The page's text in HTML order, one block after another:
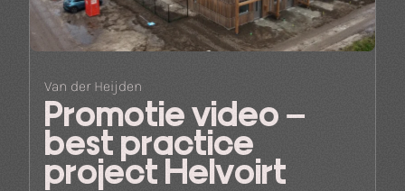
Van der Heijden
Promotie video –
best practice
project Helvoirt